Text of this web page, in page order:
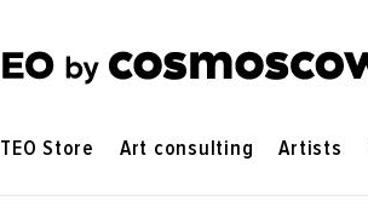
TEO Store Art consulting Artists